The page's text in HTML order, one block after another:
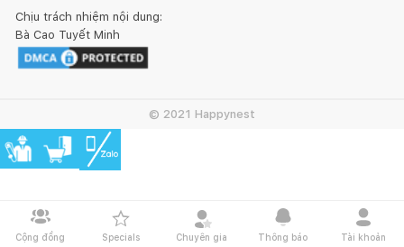
Cộng đồng Specials Chuyên gia Thông báo Tài khoản
Chịu trách nhiệm nội dung:
Bà Cao Tuyết Minh
© 2021 Happynest